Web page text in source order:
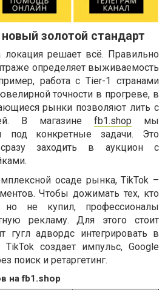
золотой стандарт
локация решает всё. Правильно
определяет выживаемость
работа с Tier-1 странами
точности в прогреве, в
рынки позволяют лить с
В магазине fb1.shop мы
под конкретные задачи. Это
заходить в аукцион с
осаде рынка, TikTok –
Чтобы дожимать тех, кто
не купил, профессионалы
рекламу. Для этого стоит
гугл адвордс интегрировать в
создает импульс, Google
поиск и ретаргетинг.
на fb1.shop